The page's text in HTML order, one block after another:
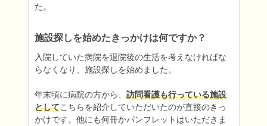
た。
施設探しを始めたきっかけは何ですか？
入院していた病院を退院後の生活を考えなければな
らなくなり、施設探しを始めました。
年末頃に病院の方から、 訪問看護も行っている施設
としてこちらを紹介していただいたのが直接のきっ
かけです。他にも何冊かパンフレットはいただきま